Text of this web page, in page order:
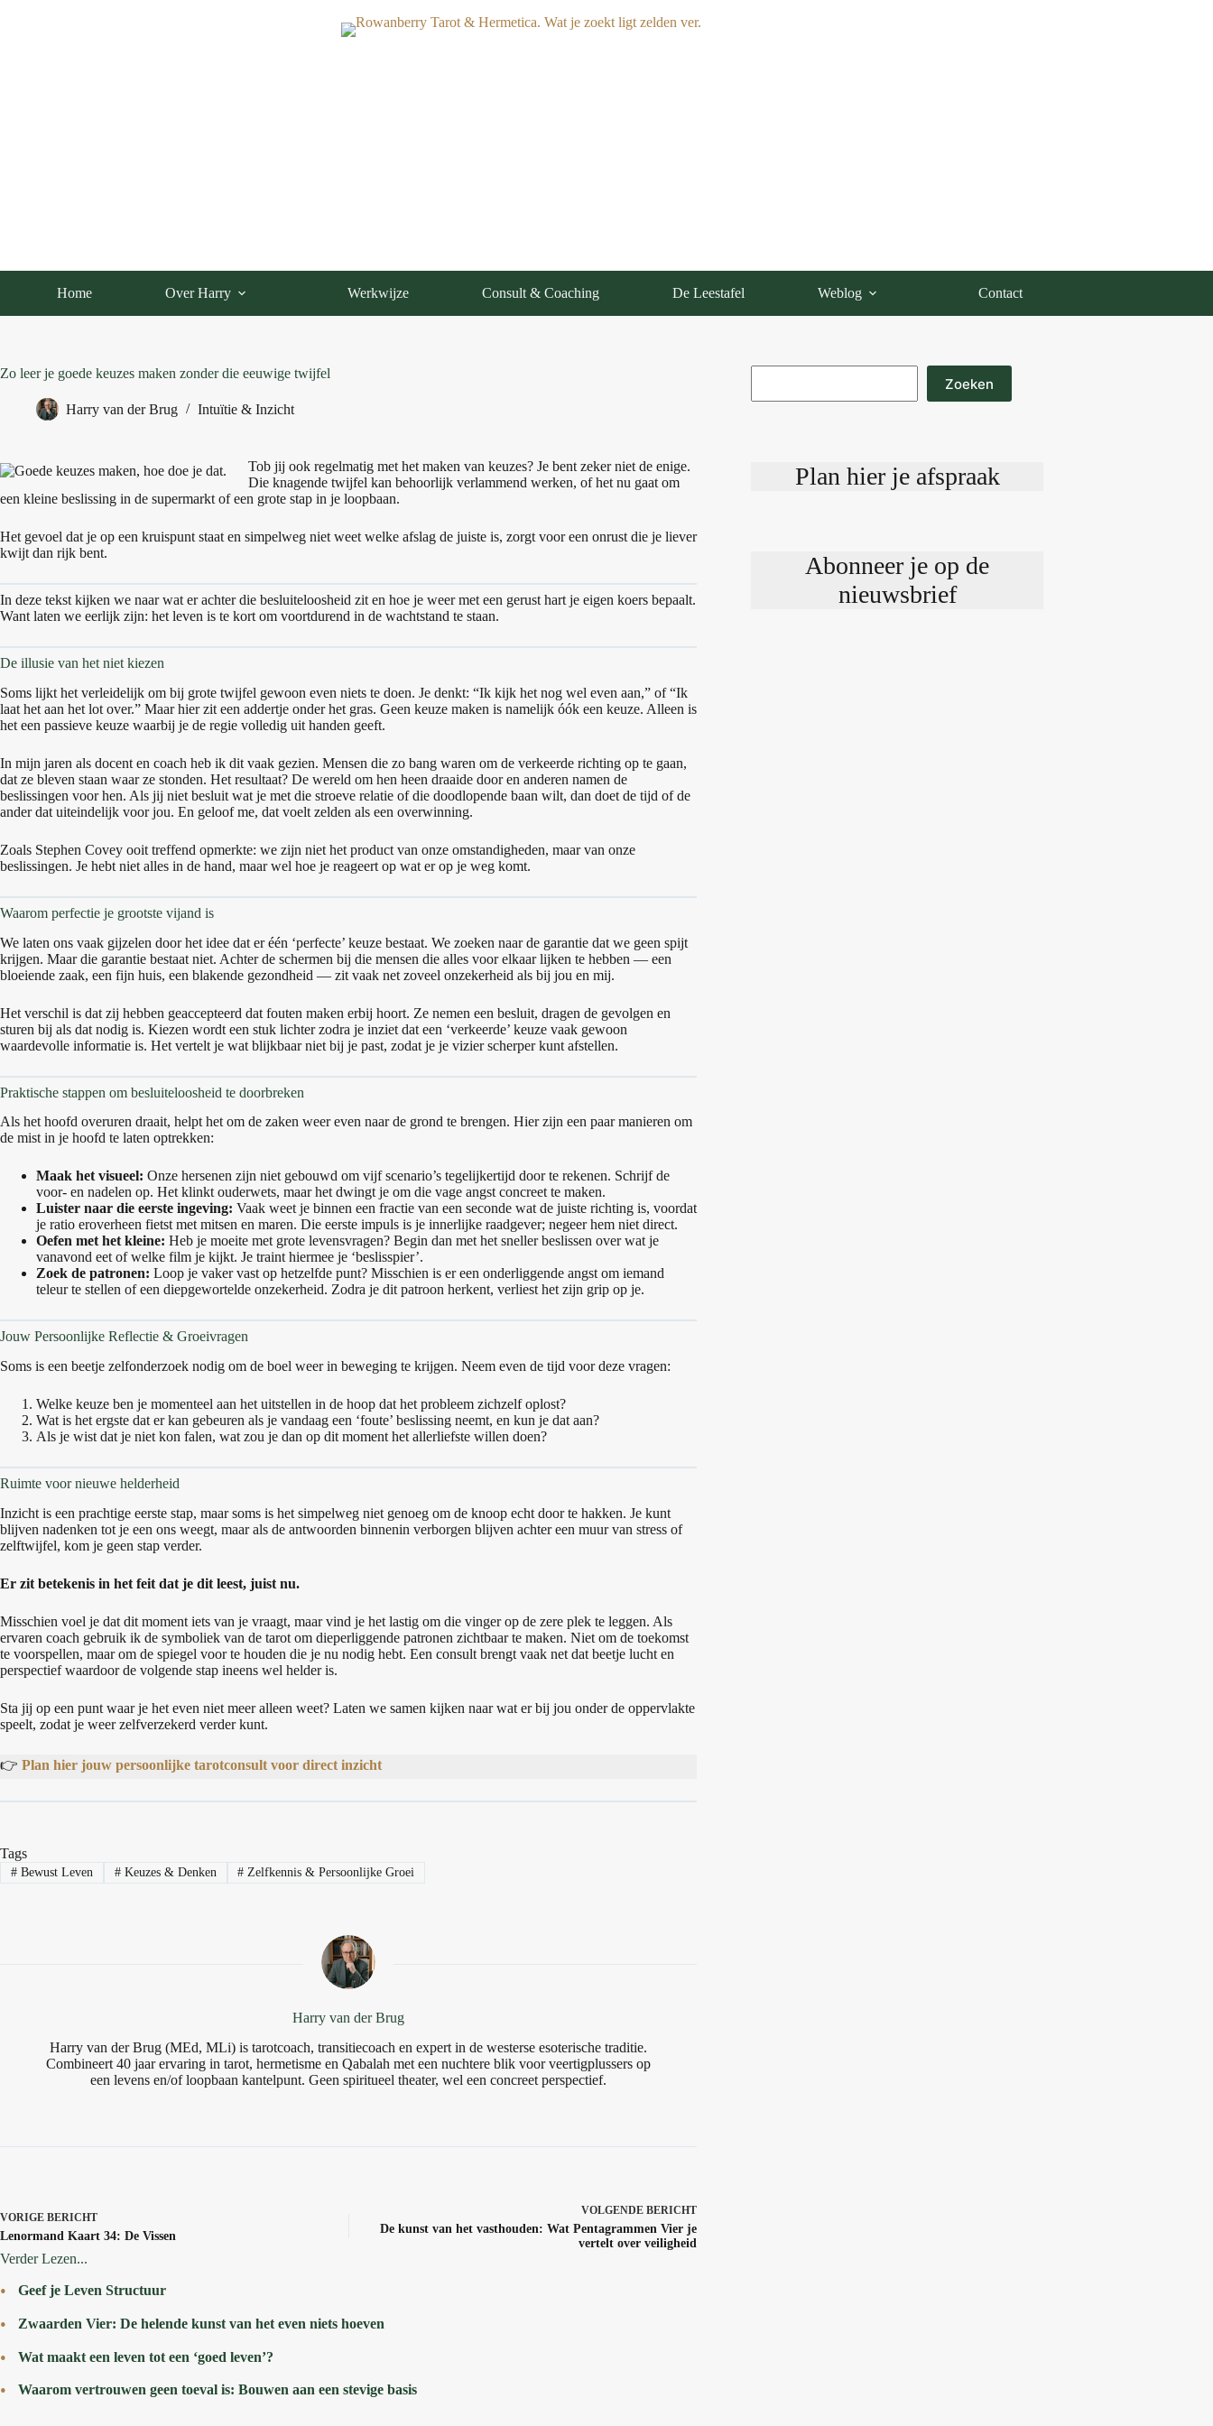
Home Over Harry Werkwijze Consult & Coaching De Leestafel Weblog Contact
Zo leer je goede keuzes maken zonder die eeuwige twijfel
Harry van der Brug Intuïtie & Inzicht
Tob jij ook regelmatig met het maken van keuzes? Je bent zeker niet de enige.
Die knagende twijfel kan behoorlijk verlammend werken, of het nu gaat om
een kleine beslissing in de supermarkt of een grote stap in je loopbaan.
Het gevoel dat je op een kruispunt staat en simpelweg niet weet welke afslag de juiste is, zorgt voor een onrust die je liever
kwijt dan rijk bent.
In deze tekst kijken we naar wat er achter die besluiteloosheid zit en hoe je weer met een gerust hart je eigen koers bepaalt.
Want laten we eerlijk zijn: het leven is te kort om voortdurend in de wachtstand te staan.
De illusie van het niet kiezen
Soms lijkt het verleidelijk om bij grote twijfel gewoon even niets te doen. Je denkt: “Ik kijk het nog wel even aan,” of “Ik
laat het aan het lot over.” Maar hier zit een addertje onder het gras. Geen keuze maken is namelijk óók een keuze. Alleen is
het een passieve keuze waarbij je de regie volledig uit handen geeft.
In mijn jaren als docent en coach heb ik dit vaak gezien. Mensen die zo bang waren om de verkeerde richting op te gaan,
dat ze bleven staan waar ze stonden. Het resultaat? De wereld om hen heen draaide door en anderen namen de
beslissingen voor hen. Als jij niet besluit wat je met die stroeve relatie of die doodlopende baan wilt, dan doet de tijd of de
ander dat uiteindelijk voor jou. En geloof me, dat voelt zelden als een overwinning.
Zoals Stephen Covey ooit treffend opmerkte: we zijn niet het product van onze omstandigheden, maar van onze
beslissingen. Je hebt niet alles in de hand, maar wel hoe je reageert op wat er op je weg komt.
Waarom perfectie je grootste vijand is
We laten ons vaak gijzelen door het idee dat er één ‘perfecte’ keuze bestaat. We zoeken naar de garantie dat we geen spijt
krijgen. Maar die garantie bestaat niet. Achter de schermen bij die mensen die alles voor elkaar lijken te hebben — een
bloeiende zaak, een fijn huis, een blakende gezondheid — zit vaak net zoveel onzekerheid als bij jou en mij.
Het verschil is dat zij hebben geaccepteerd dat fouten maken erbij hoort. Ze nemen een besluit, dragen de gevolgen en
sturen bij als dat nodig is. Kiezen wordt een stuk lichter zodra je inziet dat een ‘verkeerde’ keuze vaak gewoon
waardevolle informatie is. Het vertelt je wat blijkbaar niet bij je past, zodat je je vizier scherper kunt afstellen.
Praktische stappen om besluiteloosheid te doorbreken
Als het hoofd overuren draait, helpt het om de zaken weer even naar de grond te brengen. Hier zijn een paar manieren om
de mist in je hoofd te laten optrekken:
Maak het visueel: Onze hersenen zijn niet gebouwd om vijf scenario’s tegelijkertijd door te rekenen. Schrijf de
voor- en nadelen op. Het klinkt ouderwets, maar het dwingt je om die vage angst concreet te maken.
Luister naar die eerste ingeving: Vaak weet je binnen een fractie van een seconde wat de juiste richting is, voordat
je ratio eroverheen fietst met mitsen en maren. Die eerste impuls is je innerlijke raadgever; negeer hem niet direct.
Oefen met het kleine: Heb je moeite met grote levensvragen? Begin dan met het sneller beslissen over wat je
vanavond eet of welke film je kijkt. Je traint hiermee je ‘beslisspier’.
Zoek de patronen: Loop je vaker vast op hetzelfde punt? Misschien is er een onderliggende angst om iemand
teleur te stellen of een diepgewortelde onzekerheid. Zodra je dit patroon herkent, verliest het zijn grip op je.
Jouw Persoonlijke Reflectie & Groeivragen
Soms is een beetje zelfonderzoek nodig om de boel weer in beweging te krijgen. Neem even de tijd voor deze vragen:
Welke keuze ben je momenteel aan het uitstellen in de hoop dat het probleem zichzelf oplost?
Wat is het ergste dat er kan gebeuren als je vandaag een ‘foute’ beslissing neemt, en kun je dat aan?
Als je wist dat je niet kon falen, wat zou je dan op dit moment het allerliefste willen doen?
Ruimte voor nieuwe helderheid
Inzicht is een prachtige eerste stap, maar soms is het simpelweg niet genoeg om de knoop echt door te hakken. Je kunt
blijven nadenken tot je een ons weegt, maar als de antwoorden binnenin verborgen blijven achter een muur van stress of
zelftwijfel, kom je geen stap verder.
Er zit betekenis in het feit dat je dit leest, juist nu.
Misschien voel je dat dit moment iets van je vraagt, maar vind je het lastig om die vinger op de zere plek te leggen. Als
ervaren coach gebruik ik de symboliek van de tarot om dieperliggende patronen zichtbaar te maken. Niet om de toekomst
te voorspellen, maar om de spiegel voor te houden die je nu nodig hebt. Een consult brengt vaak net dat beetje lucht en
perspectief waardoor de volgende stap ineens wel helder is.
Sta jij op een punt waar je het even niet meer alleen weet? Laten we samen kijken naar wat er bij jou onder de oppervlakte
speelt, zodat je weer zelfverzekerd verder kunt.
👉 Plan hier jouw persoonlijke tarotconsult voor direct inzicht
Tags
#Bewust Leven #Keuzes & Denken # Zelfkennis & Persoonlijke Groei
Harry van der Brug
Harry van der Brug (MEd, MLi) is tarotcoach, transitiecoach en expert in de westerse esoterische traditie.
Combineert 40 jaar ervaring in tarot, hermetisme en Qabalah met een nuchtere blik voor veertigplussers op
een levens en/of loopbaan kantelpunt. Geen spiritueel theater, wel een concreet perspectief.
VORIGE BERICHT
Lenormand Kaart 34: De Vissen
VOLGENDEBERICHT
De kunst van het vasthouden: Wat Pentagrammen Vier je
vertelt over veiligheid
Verder Lezen...
Geef je Leven Structuur
Zwaarden Vier: De helende kunst van het even niets hoeven
Wat maakt een leven tot een ‘goed leven’?
Waarom vertrouwen geen toeval is: Bouwen aan een stevige basis
Zoeken
Plan hier je afspraak
Abonneer je op de
nieuwsbrief